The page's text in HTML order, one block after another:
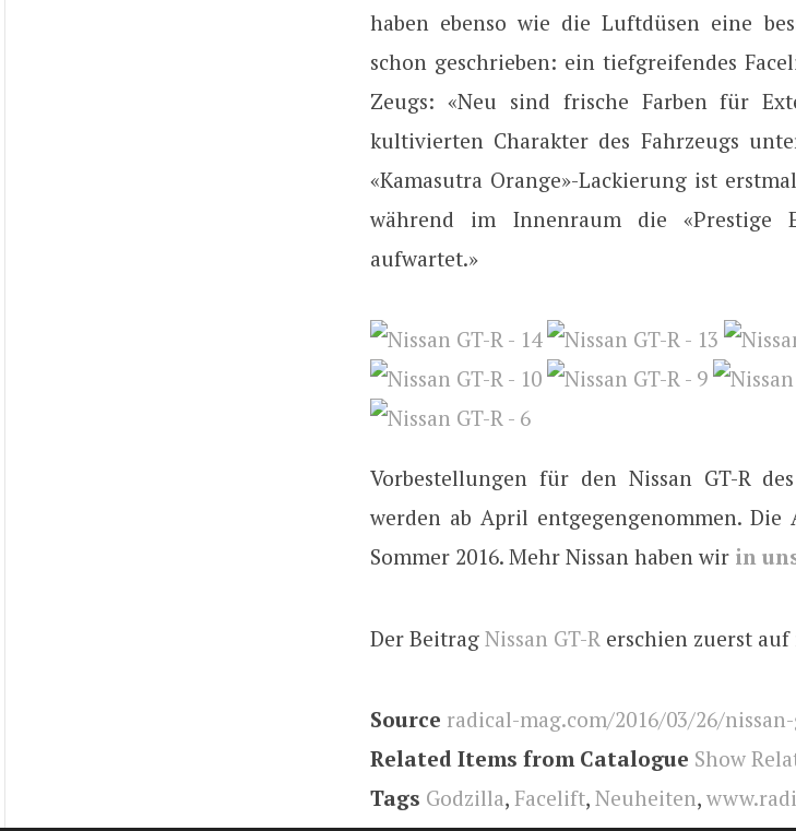
haben ebenso wie die Luftdüsen eine
schon geschrieben: ein tiefgreifendes
Zeugs: «Neu sind frische Farben für
kultivierten Charakter des Fahrzeugs
«Kamasutra Orange»-Lackierung ist
während im Innenraum die «Prestige
aufwartet.»
Vorbestellungen für den Nissan GT-R
werden ab April entgegengenommen.
Sommer 2016. Mehr Nissan haben wir in
Der Beitrag Nissan GT-R erschien zuerst auf
Source radical-mag.com/2016/03/26/
Related Items from Catalogue Show
Tags Godzilla, Facelift, Neuheiten,